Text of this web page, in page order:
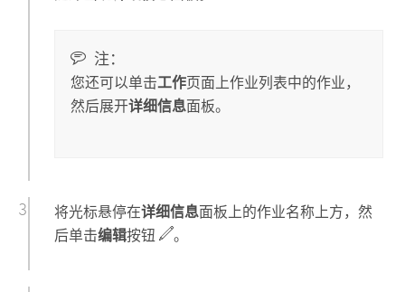
注：
您还可以单击工作页面上作业列表中的作业，
然后展开详细信息面板。
将光标悬停在详细信息面板上的作业名称上方，然
后单击编辑按钮 。